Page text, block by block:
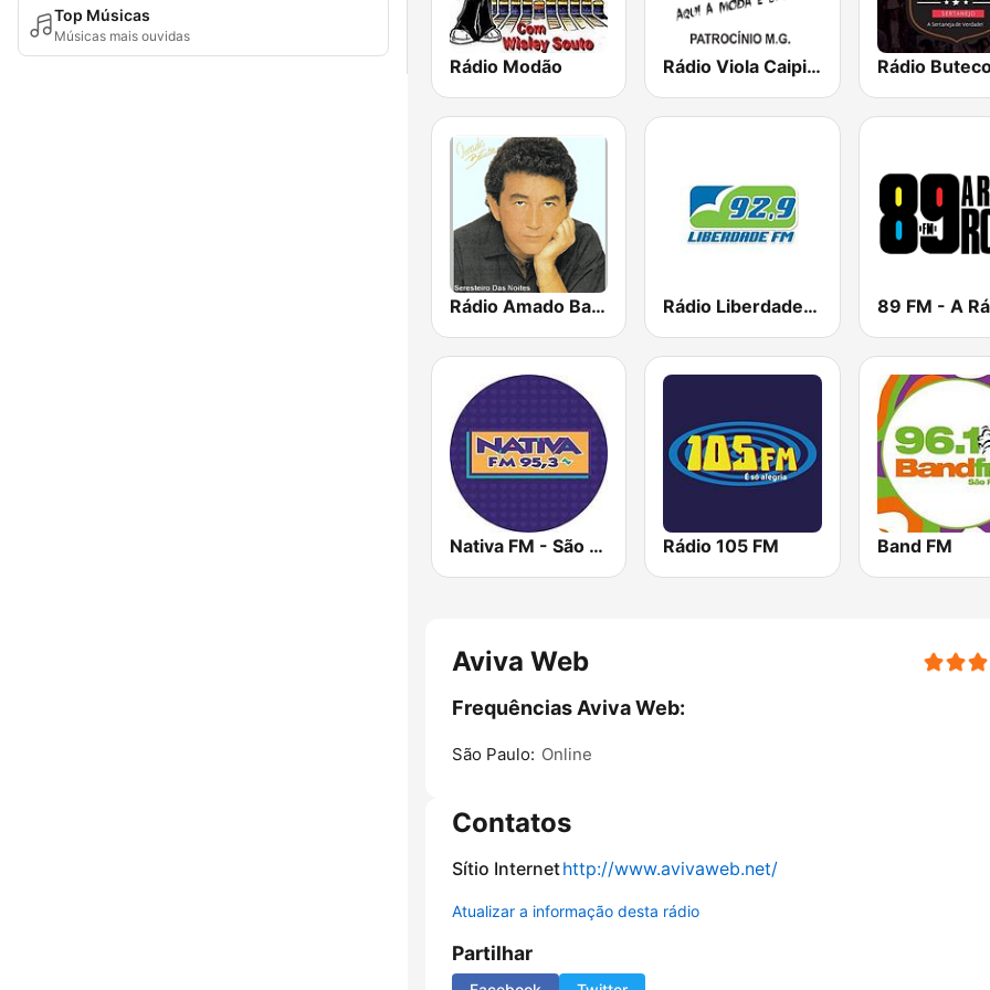
Top Músicas
Músicas mais ouvidas
Rádio Modão Rádio Viola Caipira
Rádio Amado Batista Rádio Liberdade FM 92.9
Nativa FM - São Paulo Rádio 105 FM Band FM
Aviva Web
Frequências Aviva Web:
São Paulo: Online
Contatos
Sítio Internethttp://www.avivaweb.net/
Atualizar a informação desta rádio
Partilhar